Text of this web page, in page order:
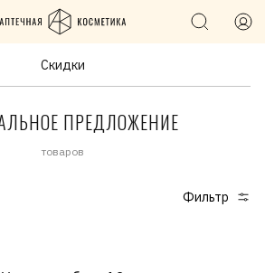
Скидки
ПРЕДЛОЖЕНИЕ
товаров
Фильтр